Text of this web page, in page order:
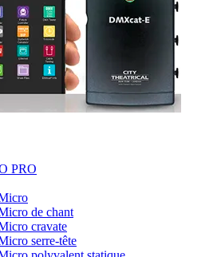
PRO
de chant
cravate
serre-tête